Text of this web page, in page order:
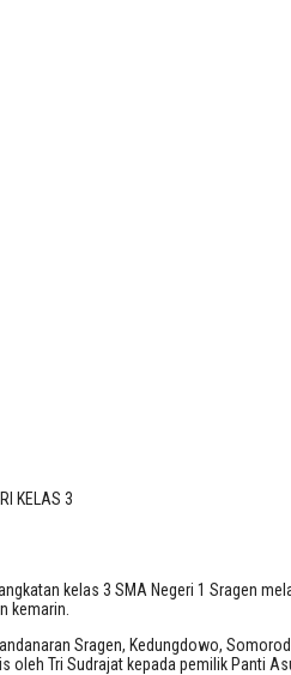
KELAS 3
kelas 3 SMA Negeri 1 Sragen
kemarin.
Sragen, Kedungdowo,
oleh Tri Sudrajat kepada pemilik Panti